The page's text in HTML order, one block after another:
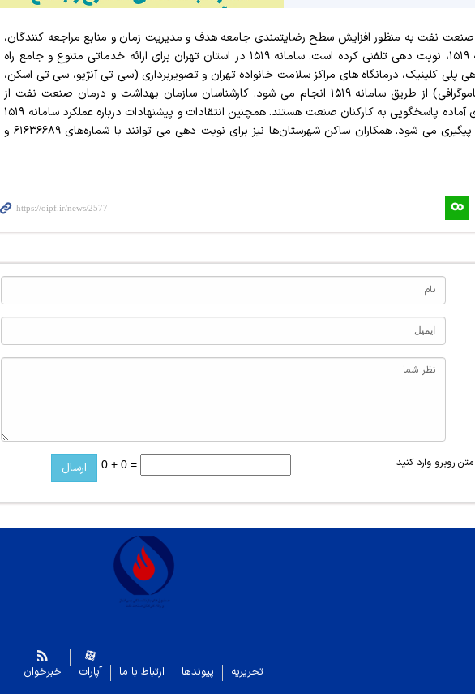
نفت به منظور افزایش سطح رضایتمندی جامعه هدف و مدیریت زمان و منابع مراجعه کنندگان،
اقدام به راه اندازی سامانه ۱۵۱۹، نوبت دهی تلفنی کرده است. سامانه ۱۵۱۹ در استان تهران برای ارائه خدماتی متنوع و جامع راه
پلی کلینیک، درمانگاه های مراکز سلامت خانواده تهران و تصویربرداری (سی تی آنژیو، سی تی اسکن،
رادیوگرافی، رادیولوژی و ماموگرافی) از طریق سامانه ۱۵۱۹ انجام می شود. کارشناسان سازمان بهداشت و درمان صنعت نفت از
ساعت ۷ تا ۱۷ روزهای کاری آماده پاسخگویی به کارکنان صنعت هستند. همچنین انتقادات و پیشنهادات درباره عملکرد سامانه ۱۵۱۹
نیز در این سامانه ثبت و پیگیری می شود. همکاران ساکن شهرستان‌ها نیز برای نوبت دهی می توانند با شماره‌های ۶۱۶۳۶۶۸۹ و
روبرو وارد کنید 0 + 0 =
تحریریه پیوندها ارتباط با ما آپارات خبرخوان